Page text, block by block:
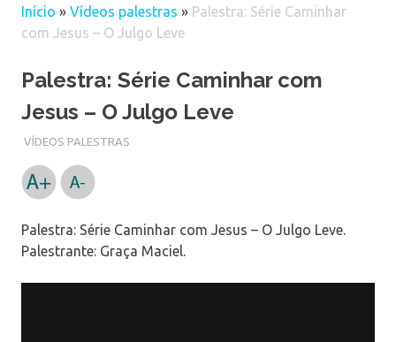
Início » Vídeos palestras » Palestra: Série Caminhar
com Jesus – O Julgo Leve
Palestra: Série Caminhar com
Jesus – O Julgo Leve
VÍDEOS PALESTRAS
Palestra: Série Caminhar com Jesus – O Julgo Leve.
Palestrante: Graça Maciel.